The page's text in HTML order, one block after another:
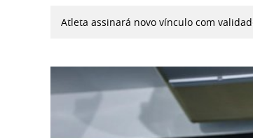
Atleta assinará novo vínculo com